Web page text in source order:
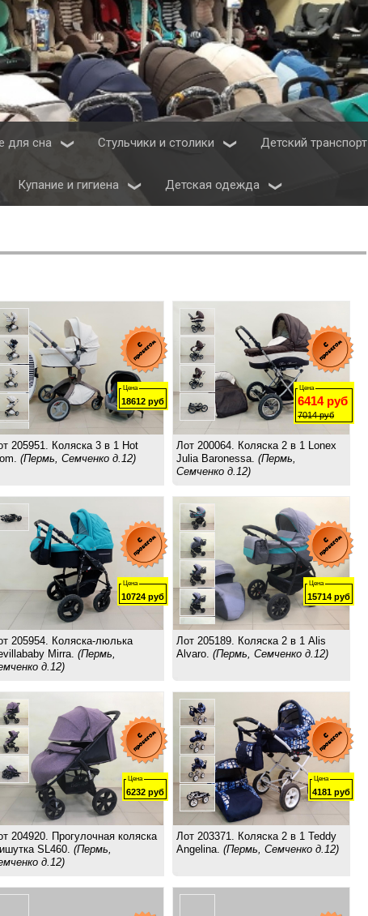
для сна Стульчики и столики Детский транспорт
Купание и гигиена Детская одежда
Цена
18612 руб
205951. Коляска 3 в 1 Hot
(Пермь, Семченко д.12)
Цена
6414руб
7014руб
Лот 200064. Коляска 2 в 1 Lonex
Julia Baronessa. (Пермь,
Семченко д.12)
Цена
10724 руб
205954. Коляска-люлька
Mirra. (Пермь,
д.12)
Цена
15714 руб
Лот 205189. Коляска 2 в 1 Alis
Alvaro. (Пермь, Семченко д.12)
Цена
6232 руб
204920. Прогулочная коляска
SL460. (Пермь,
д.12)
Цена
4181 руб
Лот 203371. Коляска 2 в 1 Teddy
Angelina. (Пермь, Семченко д.12)